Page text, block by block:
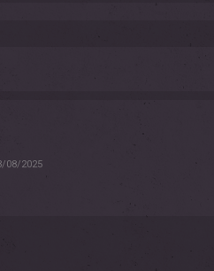
08/2025